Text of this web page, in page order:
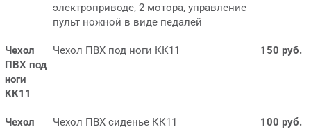
электроприводе, 2 мотора, управление
пульт ножной в виде педалей
Чехол
ПВХ под
ноги
КК11
Чехол ПВХ под ноги КК11 150 руб.
Чехол
Чехол ПВХ сиденье КК11 100 руб.